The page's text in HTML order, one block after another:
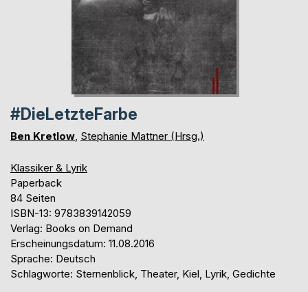
#DieLetzteFarbe
Ben Kretlow, Stephanie Mattner (Hrsg.)
Klassiker & Lyrik
Paperback
84 Seiten
ISBN-13: 9783839142059
Verlag: Books on Demand
Erscheinungsdatum: 11.08.2016
Sprache: Deutsch
Schlagworte: Sternenblick, Theater, Kiel, Lyrik, Gedichte